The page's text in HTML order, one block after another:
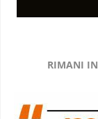
RIMANI